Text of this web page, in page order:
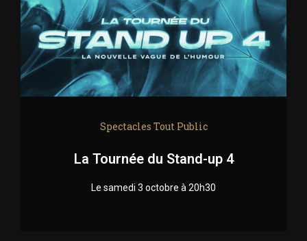
Spectacles Tout Public
La Tournée du Stand-up 4
Le samedi 3 octobre à 20h30